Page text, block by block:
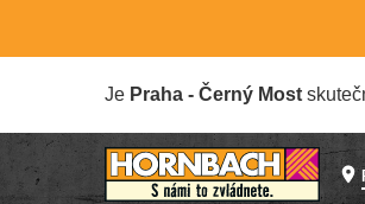
Je Praha - Černý Most